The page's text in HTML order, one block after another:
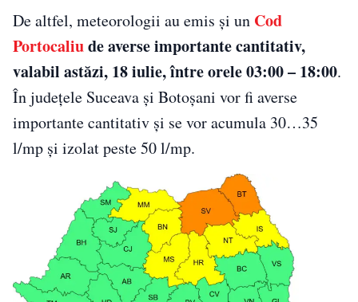
De altfel, meteorologii au emis și un Cod
Portocaliude averse importante cantitativ,
valabil astăzi, 18 iulie, între orele 03:00 – 18:00.
În județele Suceava și Botoșani vor fi averse
importante cantitativ și se vor acumula 30…35
l/mp și izolat peste 50 l/mp.